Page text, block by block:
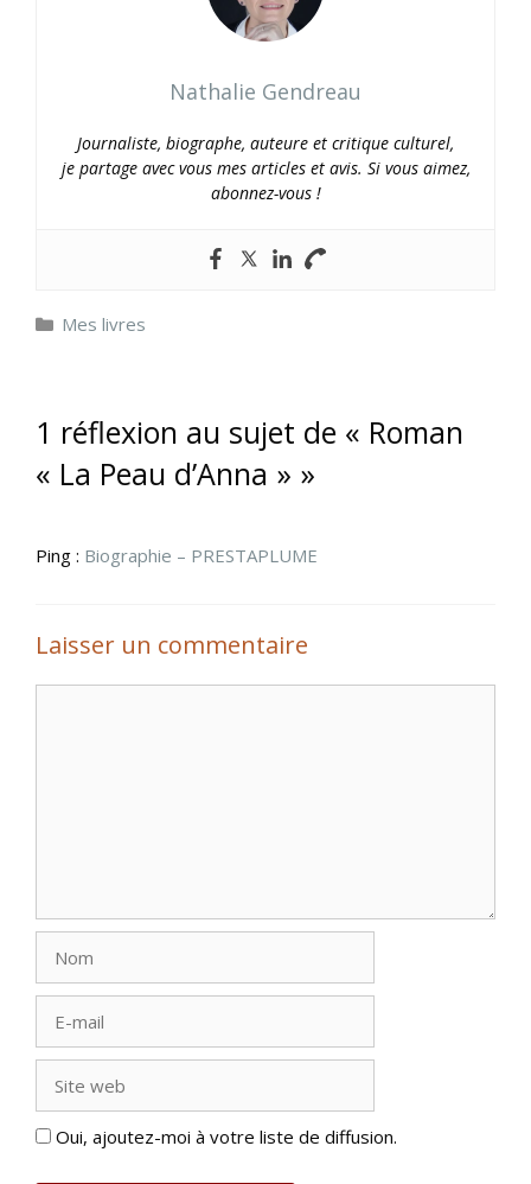
Nathalie Gendreau
Journaliste, biographe, auteure et critique culturel,
je partage avec vous mes articles et avis. Si vous aimez,
abonnez-vous !
Catégories
Mes livres
1 réflexion au sujet de « Roman
« La Peau d’Anna » »
Ping : Biographie – PRESTAPLUME
Laisser un commentaire
mail
web
Oui, ajoutez-moi à votre liste de diffusion.